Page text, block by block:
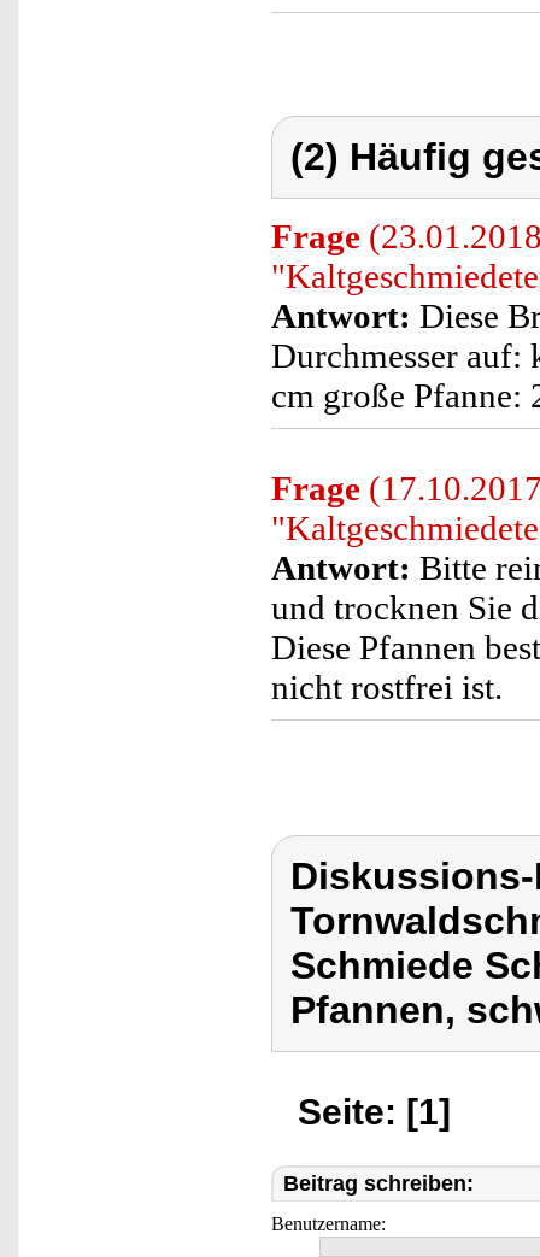
(2) Häufig
Frage
Antwort: Diese
Durchmesser auf:
cm große Pfanne:
Frage
Antwort: Bitte
und trocknen Sie
Diese Pfannen
nicht rostfrei ist.
Schmiede
Pfannen,
Seite: [1]
Beitrag schreiben:
Benutzername: